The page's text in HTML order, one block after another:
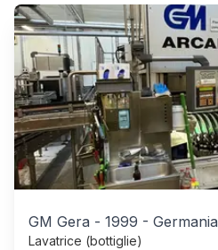
GM Gera - 1999 - Germania
Lavatrice (bottiglie)